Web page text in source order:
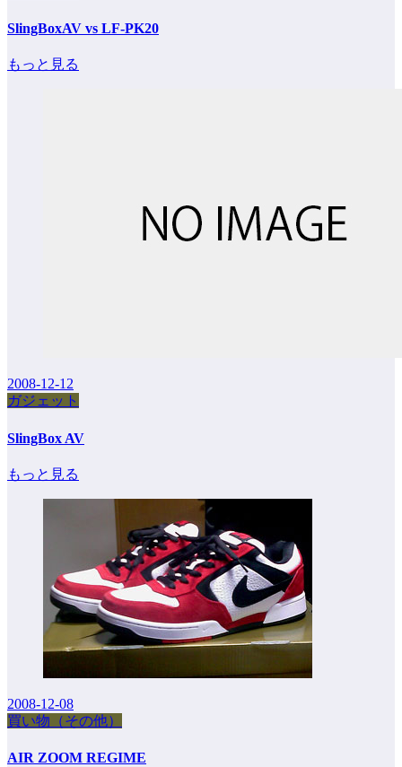
SlingBoxAV vs LF-PK20
もっと見る
2008-12-12
ガジェット
SlingBox AV
もっと見る
2008-12-08
買い物（その他）
AIR ZOOM REGIME